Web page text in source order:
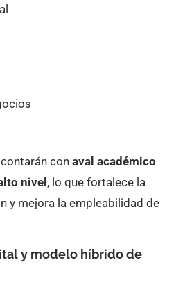
con aval académico
nivel, lo que fortalece la
y mejora la empleabilidad de
y modelo híbrido de